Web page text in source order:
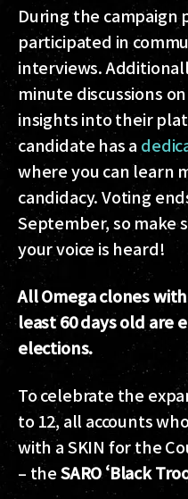
During the campaign
participated in
interviews.
minute discussions on
insights into their
candidate has a
where you can learn
candidacy. Voting
September, so make
your voice is heard!
All Omega clones
least 60 days old are
elections.
To celebrate the
to 12, all accounts
with a SKIN for the
– theSARO ‘Black